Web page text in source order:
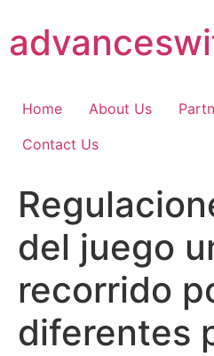
content
Home About Us
Contact Us
del juego
recorrido
diferentes